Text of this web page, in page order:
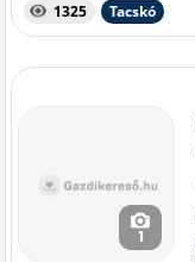
1325 Tacskó
1